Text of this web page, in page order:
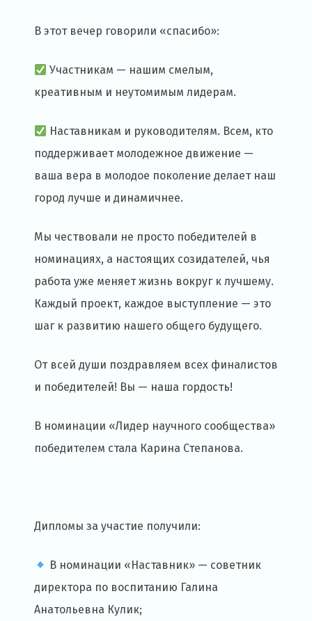
В этот вечер говорили «спасибо»:
Участникам — нашим смелым,
креативным и неутомимым лидерам.
Наставникам и руководителям. Всем, кто
поддерживает молодежное движение —
ваша вера в молодое поколение делает наш
город лучше и динамичнее.
Мы чествовали не просто победителей в
номинациях, а настоящих созидателей, чья
работа уже меняет жизнь вокруг к лучшему.
Каждый проект, каждое выступление — это
шаг к развитию нашего общего будущего.
От всей души поздравляем всех финалистов
и победителей! Вы — наша гордость!
В номинации «Лидер научного сообщества»
победителем стала Карина Степанова.
Дипломы за участие получили:
В номинации «Наставник» — советник
директора по воспитанию Галина
Анатольевна Кулик;